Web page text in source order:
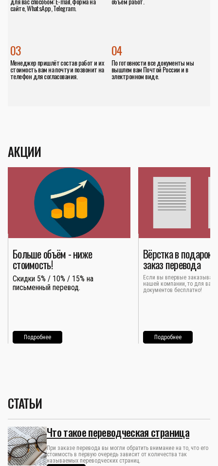
сайте, WhatsApp, Telegram.
04
По готовности все документы мы
вышлем вам Почтой России и в
электронном виде.
03
Менеджер пришлёт состав работ и их
стоимость вам на почту и позвонит на
телефон для согласования.
АКЦИИ
Больше объём - ниже
стоимость!
Скидки 5% / 10% / 15% на
письменный перевод.
Подробнее
Вёрстка в подарок
заказ перевода
Если вы впервые
нашей компании, то для вас
документов бесплатно!
Подробнее
СТАТЬИ
Что такое переводческая страница
При заказе перевода вы могли обратить внимание на то, что его
стоимость в первую очередь зависит от количества так
называемых переводческих страниц.